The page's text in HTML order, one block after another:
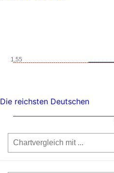
1,55
Die reichsten Deutschen